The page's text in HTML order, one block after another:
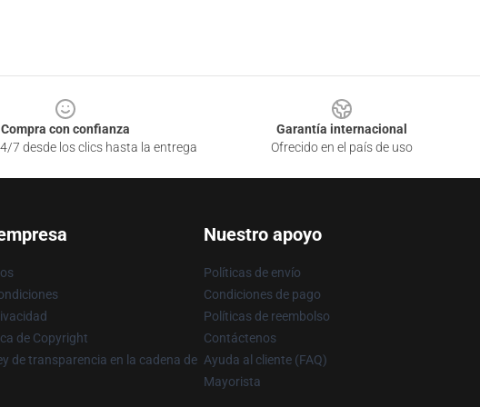
Compra con confianza
7 desde los clics hasta la entrega
Garantía internacional
Ofrecido en el país de uso
de Copyright
de transparencia en la cadena de
Nuestro apoyo
Políticas de envío
Condiciones de pago
Políticas de reembolso
Contáctenos
Ayuda al cliente (FAQ)
Mayorista